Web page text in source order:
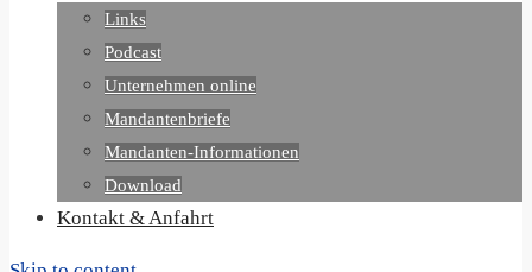
Links
Podcast
Unternehmen online
Mandantenbriefe
Mandanten-Informationen
Download
Kontakt & Anfahrt